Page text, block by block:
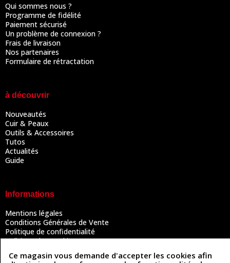
Qui sommes nous ?
Programme de fidélité
Paiement sécurisé
Un problème de connexion ?
Frais de livraison
Nos partenaires
Formulaire de rétractation
à découvrir
Nouveautés
Cuir & Peaux
Outils & Accessoires
Tutos
Actualités
Guide
Informations
Mentions légales
Conditions Générales de Vente
Politique de confidentialité
Politique des cookies
Ce magasin vous demande d'accepter les cookies afin